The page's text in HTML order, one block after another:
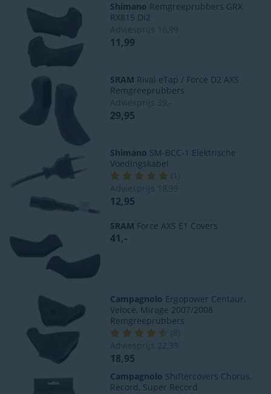
Shimano Remgreeprubbers GRX
RX815 Di2
Adviesprijs
16,99
11,99
SRAM Rival eTap / Force D2 AXS
Remgreeprubbers
Adviesprijs
39,-
29,95
Shimano SM-BCC-1 Elektrische
Voedingskabel
(
Adviesprijs
18,99
12,95
SRAM Force AXS E1 Covers
41,-
Campagnolo Ergopower Centaur,
Veloce, Mirage 2007/2008
Remgreeprubbers
( 8
Adviesprijs 22,39
18,95
Campagnolo Shiftercovers Chorus,
Record, Super Record